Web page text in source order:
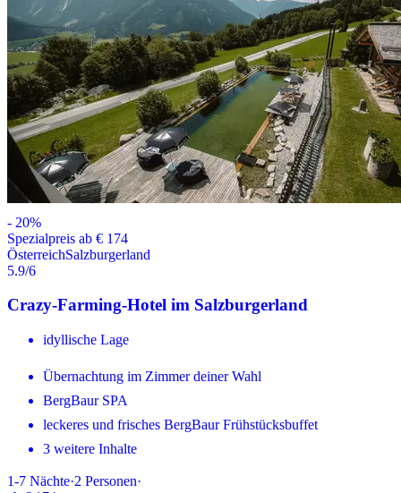
- 20%
Spezialpreis ab € 174
ÖsterreichSalzburgerland
5.9/6
Crazy-Farming-Hotel im Salzburgerland
idyllische Lage
Übernachtung im Zimmer deiner Wahl
BergBaur SPA
leckeres und frisches BergBaur Frühstücksbuffet
3 weitere Inhalte
1-7 Nächte·2 Personen·